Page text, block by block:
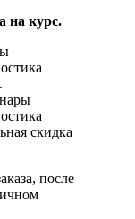
на курс.
скидка
после